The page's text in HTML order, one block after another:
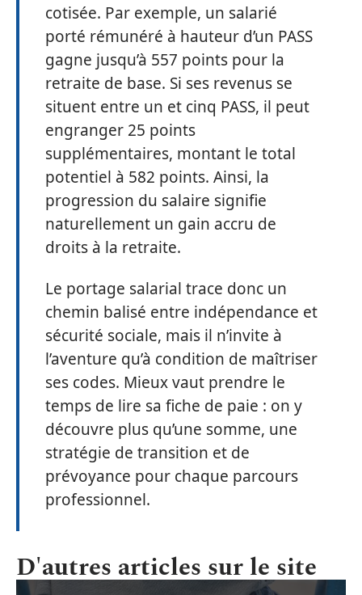
cotisée. Par exemple, un salarié
porté rémunéré à hauteur d’un PASS
gagne jusqu’à 557 points pour la
retraite de base. Si ses revenus se
situent entre un et cinq PASS, il peut
engranger 25 points
supplémentaires, montant le total
potentiel à 582 points. Ainsi, la
progression du salaire signifie
naturellement un gain accru de
droits à la retraite.
Le portage salarial trace donc un
chemin balisé entre indépendance et
sécurité sociale, mais il n’invite à
l’aventure qu’à condition de maîtriser
ses codes. Mieux vaut prendre le
temps de lire sa fiche de paie : on y
découvre plus qu’une somme, une
stratégie de transition et de
prévoyance pour chaque parcours
professionnel.
D'autres articles sur le site